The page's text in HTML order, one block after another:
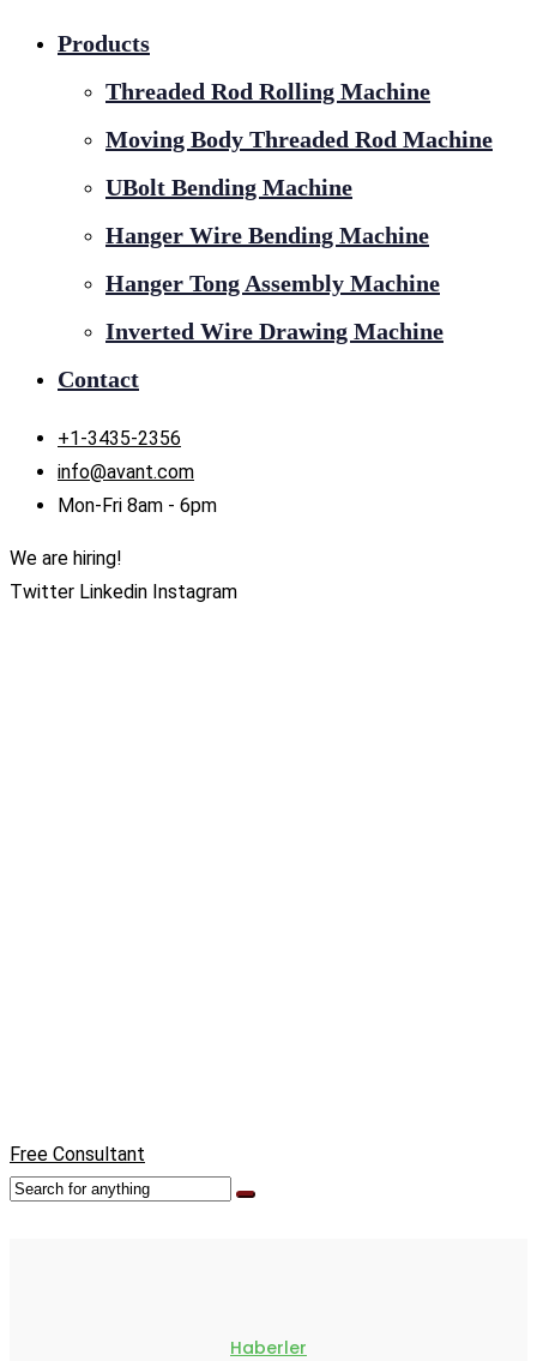
Products
Threaded Rod Rolling Machine
Moving Body Threaded Rod Machine
UBolt Bending Machine
Hanger Wire Bending Machine
Hanger Tong Assembly Machine
Inverted Wire Drawing Machine
Contact
+1-3435-2356
info@avant.com
Mon-Fri 8am - 6pm
We are hiring!
Twitter Linkedin Instagram
Free Consultant
Haberler